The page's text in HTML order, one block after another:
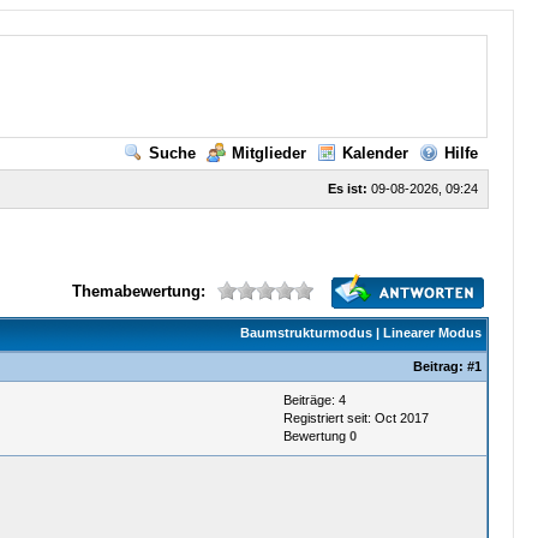
Suche Mitglieder Kalender Hilfe
Es ist: 09-08-2026, 09:24
Themabewertung:
Baumstrukturmodus| Linearer Modus
Beitrag: #1
Beiträge: 4
Registriert seit: Oct 2017
Bewertung 0